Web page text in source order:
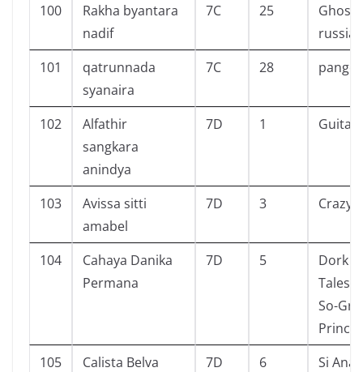
100
Rakha byantara
nadif
7C 25
Ghost
russia
101
qatrunnada
syanaira
7C 28
102
Alfathir
sangkara
anindya
7D 1 Guitar
103
Avissa sitti
amabel
7D 3 Crazy
104
Cahaya Danika
Permana
7D 5
Dork
Tales
So-
105
Calista Belva
7D 6
Si Anak